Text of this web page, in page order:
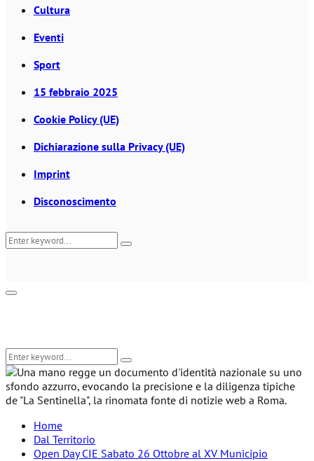
Cultura
Eventi
Sport
15 febbraio 2025
Cookie Policy (UE)
Dichiarazione sulla Privacy (UE)
Imprint
Disconoscimento
Search
Search
Primary
Search
for:
Search
Home
Dal Territorio
Open Day CIE Sabato 26 Ottobre al XV Municipio